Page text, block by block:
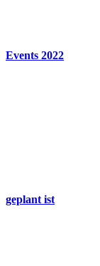
Events 2022
geplant ist